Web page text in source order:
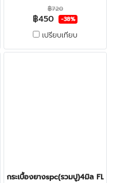
ลายไม้spc4มิล FLOOR-PRO +
โฟมรองปรับระดับ + ปูฟรีรวมติด
ตั้ง + ตรวจพื้นก่อนติดตั้ง คลิก
฿720
฿450 -38%
เปรียบเทียบ
PRO SMOKE OAK 450บาท/
กระเบื้องยางspc(รวมปู)4มิล